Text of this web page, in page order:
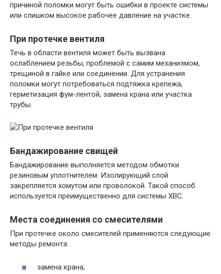
причиной поломки могут быть ошибки в проекте системы
или слишком высокое рабочее давление на участке.
При протечке вентиля
Течь в области вентиля может быть вызвана
ослаблением резьбы, проблемой с самим механизмом,
трещиной в гайке или соединении. Для устранения
поломки могут потребоваться подтяжка крепежа,
герметизация фум-лентой, замена крана или участка
трубы.
Бандажирование свищей
Бандажирование выполняется методом обмотки
резиновым уплотнителем. Изолирующий слой
закрепляется хомутом или проволокой. Такой способ
используется преимущественно для системы ХВС.
Места соединения со смесителями
При протечке около смесителей применяются следующие
методы ремонта:
замена крана;